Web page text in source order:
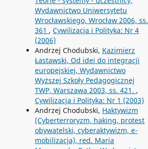
Wydawnictwo Uniwersytetu
Wrocławskiego, Wrocław 2006, ss.
361 , Cywilizacja i Polityka: Nr 4
(2006)
Andrzej Chodubski, Kazimierz
Łastawski, Od idei do integracji
europejskiej, Wydawnictwo
Wyższej Szkoły Pedagogicznej
TWP, Warszawa 2003, ss. 421. ,
Cywilizacja i Polityka: Nr 1 (2003)
Andrzej Chodubski, Haktywizm
(Cyberterroryzm, haking, protest
obywatelski, cyberaktywizm, e-
mobilizacja), red. Maria